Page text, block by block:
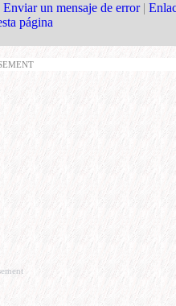
Enviar un mensaje de error |
página